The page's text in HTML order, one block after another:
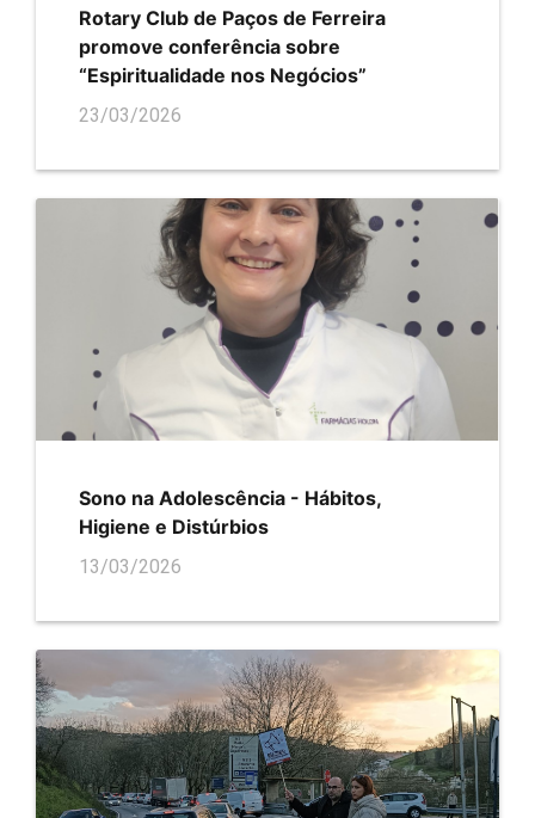
Rotary Club de Paços de Ferreira
promove conferência sobre
“Espiritualidade nos Negócios”
23/03/2026
Sono na Adolescência - Hábitos,
Higiene e Distúrbios
13/03/2026